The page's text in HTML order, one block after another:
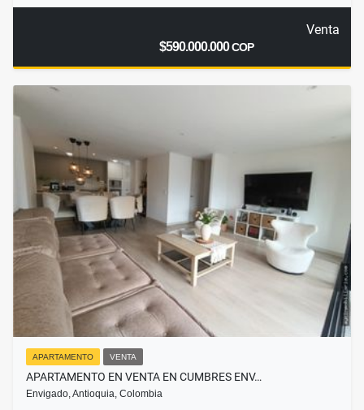
Venta
$590.000.000COP
APARTAMENTO VENTA
APARTAMENTO EN VENTA EN CUMBRES ENV…
Envigado, Antioquia, Colombia